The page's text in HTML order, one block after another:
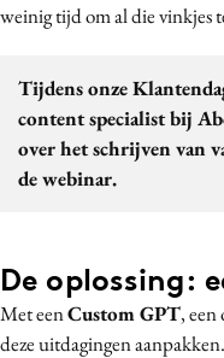
weinig tijd om al die vinkjes
Tijdens onze
content specialist bij
over het schrijven van
de webinar.
De oplossing:
Met eenCustom GPT, een
deze uitdagingen